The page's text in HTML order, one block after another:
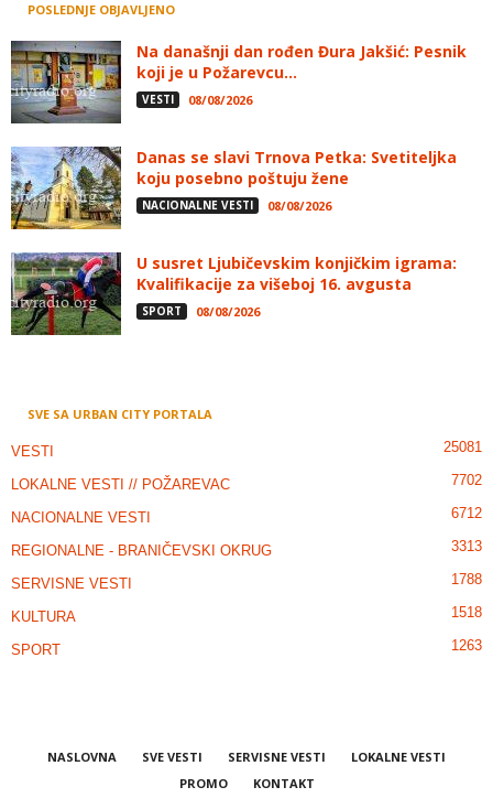
POSLEDNJE OBJAVLJENO
Na današnji dan rođen Đura Jakšić: Pesnik
koji je u Požarevcu...
VESTI 08/08/2026
Danas se slavi Trnova Petka: Svetiteljka
koju posebno poštuju žene
NACIONALNE VESTI 08/08/2026
U susret Ljubičevskim konjičkim igrama:
Kvalifikacije za višeboj 16. avgusta
SPORT 08/08/2026
SVE SA URBAN CITY PORTALA
VESTI 25081
LOKALNE VESTI // POŽAREVAC 7702
NACIONALNE VESTI 6712
REGIONALNE - BRANIČEVSKI OKRUG 3313
SERVISNE VESTI 1788
KULTURA 1518
SPORT 1263
NASLOVNA SVE VESTI SERVISNE VESTI
LOKALNE VESTI
PROMO
KONTAKT